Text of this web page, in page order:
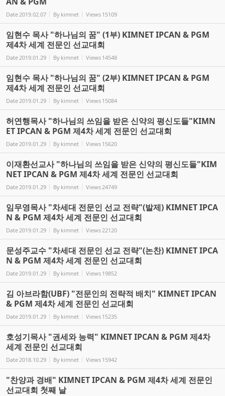
Date2019.02.07 By kimnet Views 15109
임현수 목사 "하나님의 꿈" (1부) KIMNET IPCAN & PGM
제4차 세계 전문인 선교대회
Date2019.01.29 By kimnet Views 14548
임현수 목사 "하나님의 꿈" (2부) KIMNET IPCAN & PGM
제4차 세계 전문인 선교대회
Date2019.01.29 By kimnet Views 15084
허연행목사 "하나님의 쓰임을 받은 신약의 평신도들"KIMN
ET IPCAN & PGM 제4차 세계 전문인 선교대회
Date2019.01.29 By kimnet Views 15620
이재환선교사 "하나님의 쓰임을 받은 신약의 평신도들"KIM
NET IPCAN & PGM 제4차 세계 전문인 선교대회
Date2019.01.29 By kimnet Views24749
임무영목사 "차세대 전문인 선교 전략"(발제) KIMNET IPCA
N & PGM 제4차 세계 전문인 선교대회
Date2019.01.29 By kimnet Views22120
문성주교수 "차세대 전문인 선교 전략"(논찬) KIMNET IPCA
N & PGM 제4차 세계 전문인 선교대회
Date2019.01.29 By kimnet Views 19852
김 아브라함(UBF) "전문인의 전략적 배치" KIMNET IPCAN
& PGM 제4차 세계 전문인 선교대회
Date2019.01.29 By kimnet Views 15235
호성기목사 "권세와 능력" KIMNET IPCAN & PGM 제4차
세계 전문인 선교대회
Date2018.10.29 By kimnet Views 15942
"찬양과 경배" KIMNET IPCAN & PGM 제4차 세계 전문인
선교대회 첫째 날